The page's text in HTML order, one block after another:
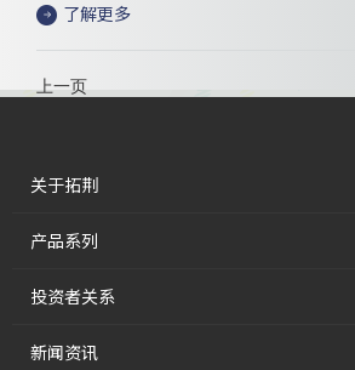
了解更多
上一页
关于拓荆
产品系列
投资者关系
新闻资讯